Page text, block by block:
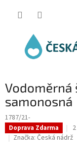
Vodoměrná
samonosná
1787/21-
Doprava Zdarma
Značka: Česká nádrž